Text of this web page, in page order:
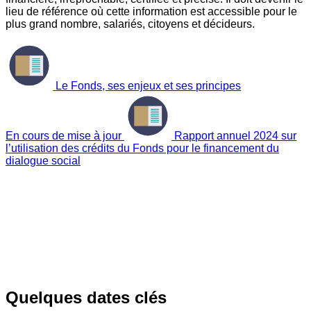
lieu de référence où cette information est accessible pour le
plus grand nombre, salariés, citoyens et décideurs.
Le Fonds, ses enjeux et ses principes
En cours de mise à jour
Rapport annuel 2024 sur
l’utilisation des crédits du Fonds pour le financement du
dialogue social
Quelques dates clés